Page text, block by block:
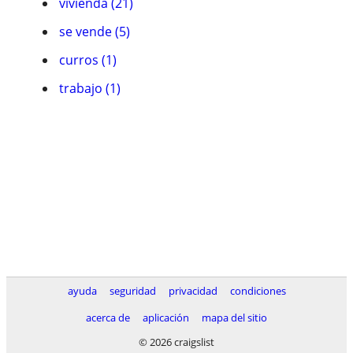
se vende (5)
curros (1)
trabajo (1)
ayuda seguridad privacidad
condiciones
acerca de
aplicación
mapa del sitio
© 2026 craigslist